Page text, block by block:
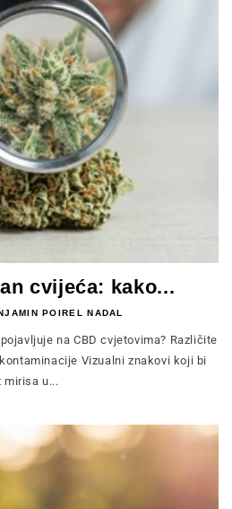
cvijeća: kako...
POIREL NADAL
na CBD cvjetovima? Različite
Vizualni znakovi koji bi
mirisa u...